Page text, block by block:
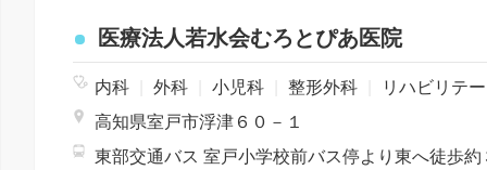
医療法人若水会むろとぴあ医院
内科 外科 小児科 整形外科
リハビリテーション
高知県室戸市浮津６０－１
東部交通バス 室戸小学校前バス停より東へ徒歩約